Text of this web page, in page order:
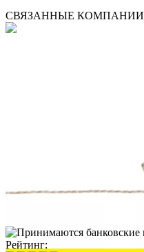
СВЯЗАННЫЕ КОМПАНИИ
Рейтинг: